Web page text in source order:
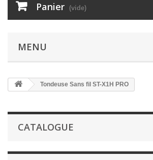
Panier (vide)
MENU
Tondeuse Sans fil ST-X1H PRO
CATALOGUE